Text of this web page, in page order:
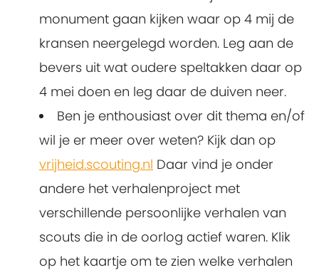
monument gaan kijken waar op 4 mij de
kransen neergelegd worden. Leg aan de
bevers uit wat oudere speltakken daar op
4 mei doen en leg daar de duiven neer.
Ben je enthousiast over dit thema en/of
wil je er meer over weten? Kijk dan op
vrijheid.scouting.nl Daar vind je onder
andere het verhalenproject met
verschillende persoonlijke verhalen van
scouts die in de oorlog actief waren. Klik
op het kaartje om te zien welke verhalen